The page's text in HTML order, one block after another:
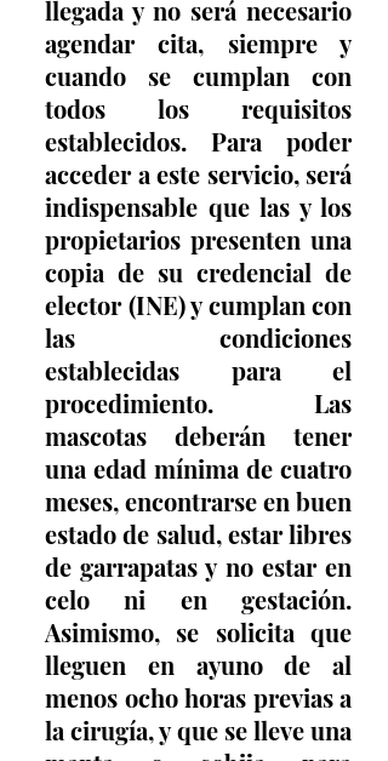
llegada y no será necesario
agendar cita, siempre y
cuando se cumplan con
todos los requisitos
establecidos. Para poder
acceder a este servicio, será
indispensable que las y los
propietarios presenten una
copia de su credencial de
elector (INE) y cumplan con
las condiciones
establecidas para el
procedimiento. Las
mascotas deberán tener
una edad mínima de cuatro
meses, encontrarse en buen
estado de salud, estar libres
de garrapatas y no estar en
celo ni en gestación.
Asimismo, se solicita que
lleguen en ayuno de al
menos ocho horas previas a
la cirugía, y que se lleve una